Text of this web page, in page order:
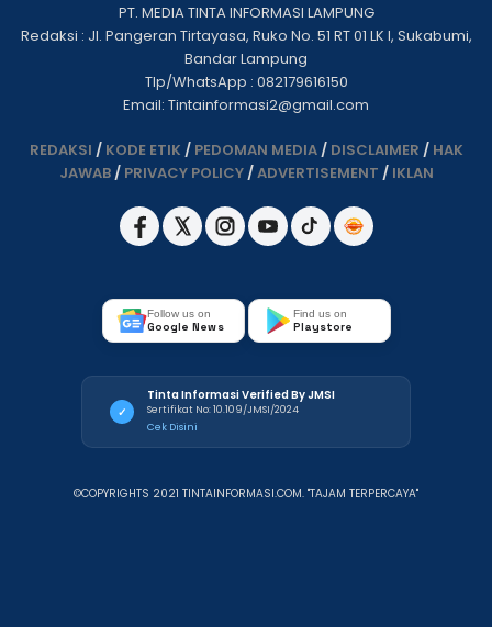
PT. MEDIA TINTA INFORMASI LAMPUNG
Redaksi : Jl. Pangeran Tirtayasa, Ruko No. 51 RT 01 LK I, Sukabumi,
Bandar Lampung
Tlp/WhatsApp : 082179616150
Email: Tintainformasi2@gmail.com
REDAKSI / KODE ETIK / PEDOMAN MEDIA/ DISCLAIMER / HAK
JAWAB/ PRIVACY POLICY/ADVERTISEMENT / IKLAN
Follow us on
Google News
Find us on
Playstore
✓
Tinta Informasi Verified By JMSI
Sertifikat No: 10.109/JMSI/2024
Cek Disini
©COPYRIGHTS 2021 TINTAINFORMASI.COM. "TAJAM TERPERCAYA"